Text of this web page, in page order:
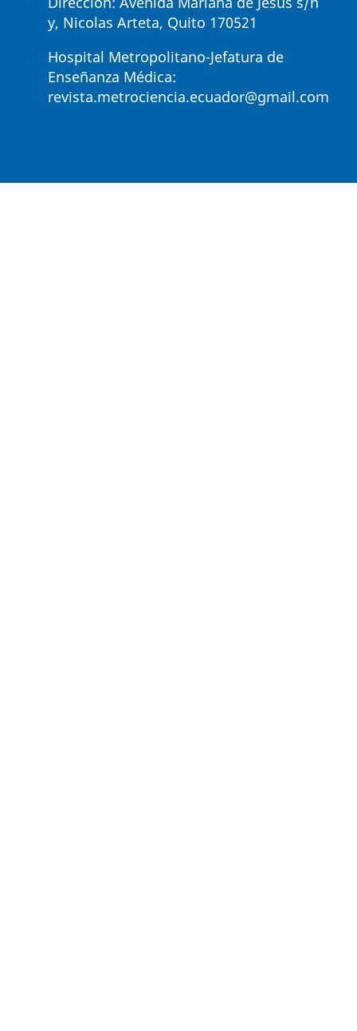
y, Nicolas Arteta, Quito 170521
Hospital Metropolitano-Jefatura de
Enseñanza Médica:
revista.metrociencia.ecuador@gmail.com